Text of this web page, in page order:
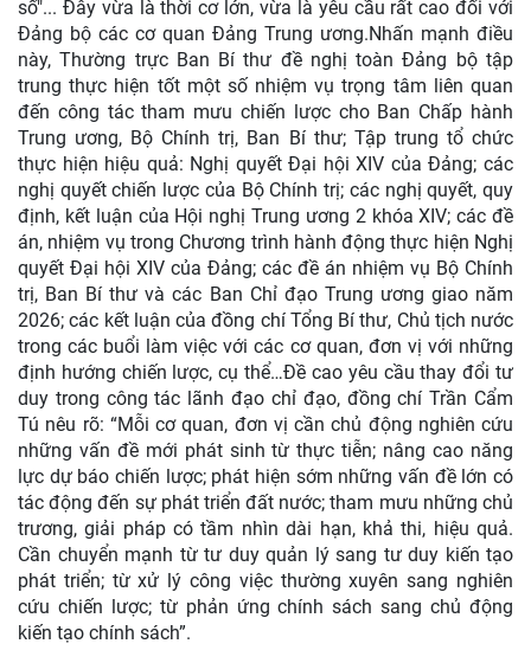
số"... Đây vừa là thời cơ lớn, vừa là yêu cầu rất cao đối với
Đảng bộ các cơ quan Đảng Trung ương.Nhấn mạnh điều
này, Thường trực Ban Bí thư đề nghị toàn Đảng bộ tập
trung thực hiện tốt một số nhiệm vụ trọng tâm liên quan
đến công tác tham mưu chiến lược cho Ban Chấp hành
Trung ương, Bộ Chính trị, Ban Bí thư; Tập trung tổ chức
thực hiện hiệu quả: Nghị quyết Đại hội XIV của Đảng; các
nghị quyết chiến lược của Bộ Chính trị; các nghị quyết, quy
định, kết luận của Hội nghị Trung ương 2 khóa XIV; các đề
án, nhiệm vụ trong Chương trình hành động thực hiện Nghị
quyết Đại hội XIV của Đảng; các đề án nhiệm vụ Bộ Chính
trị, Ban Bí thư và các Ban Chỉ đạo Trung ương giao năm
2026; các kết luận của đồng chí Tổng Bí thư, Chủ tịch nước
trong các buổi làm việc với các cơ quan, đơn vị với những
định hướng chiến lược, cụ thể…Đề cao yêu cầu thay đổi tư
duy trong công tác lãnh đạo chỉ đạo, đồng chí Trần Cẩm
Tú nêu rõ: “Mỗi cơ quan, đơn vị cần chủ động nghiên cứu
những vấn đề mới phát sinh từ thực tiễn; nâng cao năng
lực dự báo chiến lược; phát hiện sớm những vấn đề lớn có
tác động đến sự phát triển đất nước; tham mưu những chủ
trương, giải pháp có tầm nhìn dài hạn, khả thi, hiệu quả.
Cần chuyển mạnh từ tư duy quản lý sang tư duy kiến tạo
phát triển; từ xử lý công việc thường xuyên sang nghiên
cứu chiến lược; từ phản ứng chính sách sang chủ động
kiến tạo chính sách”.